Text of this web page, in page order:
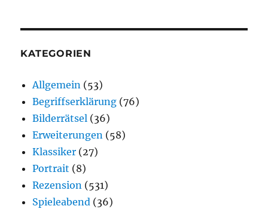
KATEGORIEN
Allgemein (53)
Begriffserklärung (76)
Bilderrätsel (36)
Erweiterungen (58)
Klassiker (27)
Portrait (8)
Rezension (531)
Spieleabend (36)